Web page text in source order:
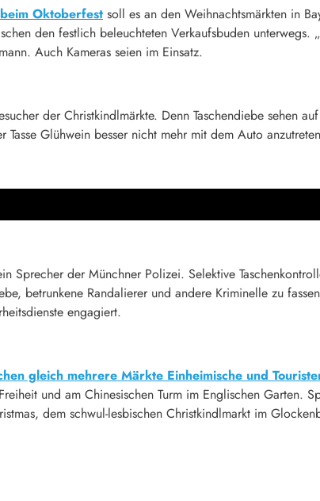
Oktoberfest soll es an den Weihnachtsmärkten in
den festlich beleuchteten Verkaufsbuden unterwegs.
Auch Kameras seien im Einsatz.
der Christkindlmärkte. Denn Taschendiebe sehen
Glühwein besser nicht mehr mit dem Auto
Sprecher der Münchner Polizei. Selektive
betrunkene Randalierer und andere Kriminelle zu
engagiert.
gleich mehrere Märkte Einheimische und
und am Chinesischen Turm im Englischen Garten.
dem schwul-lesbischen Christkindlmarkt im